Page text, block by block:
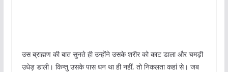
उस ब्राह्मण की बात सुनते ही उन्होंने उसके शरीर को काट डाला और चमड़ी
उधेड़ डाली। किन्तु उसके पास धन था ही नहीं, तो निकलता कहां से। जब